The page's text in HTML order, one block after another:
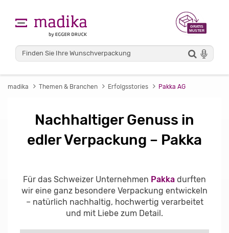
madika Themen & Branchen Erfolgsstories Pakka AG
Nachhaltiger Genuss in
edler Verpackung – Pakka
Für das Schweizer Unternehmen Pakka durften
wir eine ganz besondere Verpackung entwickeln
– natürlich nachhaltig, hochwertig verarbeitet
und mit Liebe zum Detail.